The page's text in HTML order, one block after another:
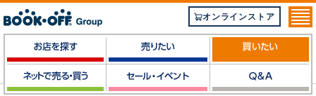
オンラインストア